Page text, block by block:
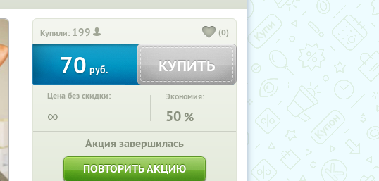
Купили: 199 (0)
70 руб. КУПИТЬ
Цена без скидки:
∞
Экономия:
50 %
Акция завершилась
ПОВТОРИТЬ АКЦИЮ